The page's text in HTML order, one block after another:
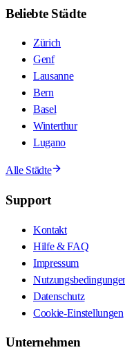
Beliebte Städte
Zürich
Genf
Lausanne
Bern
Basel
Winterthur
Lugano
Alle Städte
Support
Kontakt
Hilfe & FAQ
Impressum
Datenschutz
Cookie-Einstellungen
Unternehmen